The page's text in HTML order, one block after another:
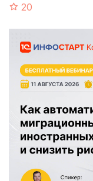
20